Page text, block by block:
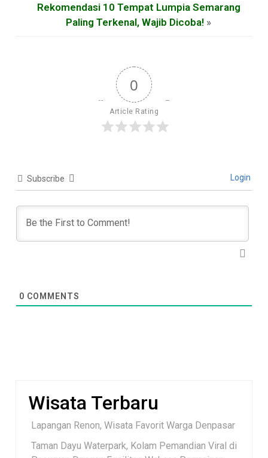
Rekomendasi 10 Tempat Lumpia Semarang
Paling Terkenal, Wajib Dicoba! »
0
Article Rating
Subscribe Login
0 COMMENTS
Wisata Terbaru
Lapangan Renon, Wisata Favorit Warga Denpasar
Taman Dayu Waterpark, Kolam Pemandian Viral di